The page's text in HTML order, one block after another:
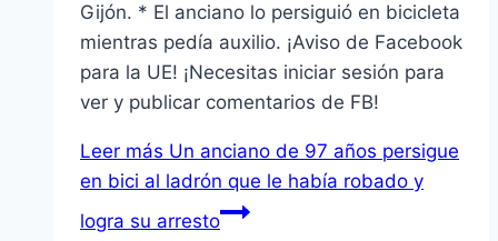
Gijón. * El anciano lo persiguió en bicicleta
mientras pedí­a auxilio. ¡Aviso de Facebook
para la UE! ¡Necesitas iniciar sesión para
ver y publicar comentarios de FB!
Leer más Un anciano de 97 años persigue
en bici al ladrón que le habí­a robado y
logra su arresto